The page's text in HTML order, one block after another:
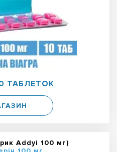
ТАБЛЕТОК
Addyi 100 мг)